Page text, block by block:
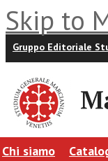
Skip to
Gruppo Editoriale
Chi siamo